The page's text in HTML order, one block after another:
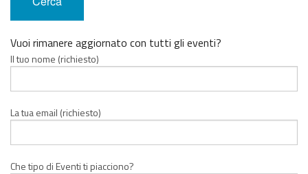
Vuoi rimanere aggiornato con tutti gli eventi?
Il tuo nome (richiesto)
La tua email (richiesto)
Che tipo di Eventi ti piacciono?